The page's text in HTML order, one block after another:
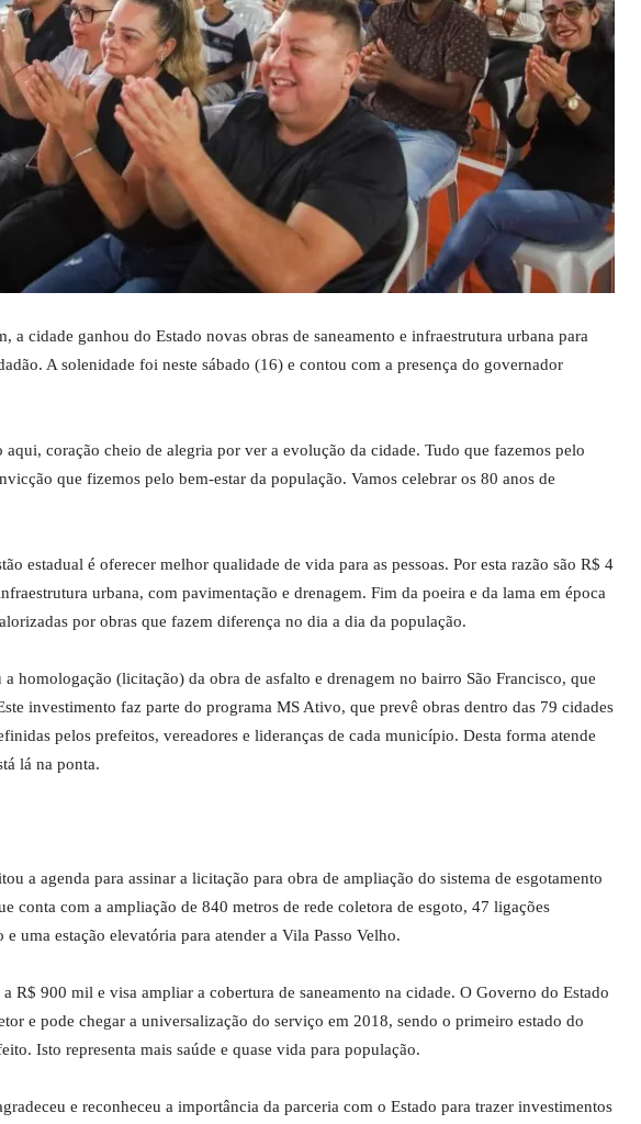
a cidade ganhou do Estado novas obras de saneamento e infraestrutura urbana para
A solenidade foi neste sábado (16) e contou com a presença do governador
coração cheio de alegria por ver a evolução da cidade. Tudo que fazemos pelo
que fizemos pelo bem-estar da população. Vamos celebrar os 80 anos de
estadual é oferecer melhor qualidade de vida para as pessoas. Por esta razão são R$ 4
urbana, com pavimentação e drenagem. Fim da poeira e da lama em época
por obras que fazem diferença no dia a dia da população.
homologação (licitação) da obra de asfalto e drenagem no bairro São Francisco, que
investimento faz parte do programa MS Ativo, que prevê obras dentro das 79 cidades
pelos prefeitos, vereadores e lideranças de cada município. Desta forma atende
lá na ponta.
a agenda para assinar a licitação para obra de ampliação do sistema de esgotamento
conta com a ampliação de 840 metros de rede coletora de esgoto, 47 ligações
uma estação elevatória para atender a Vila Passo Velho.
R$ 900 mil e visa ampliar a cobertura de saneamento na cidade. O Governo do Estado
e pode chegar a universalização do serviço em 2018, sendo o primeiro estado do
Isto representa mais saúde e quase vida para população.
e reconheceu a importância da parceria com o Estado para trazer investimentos